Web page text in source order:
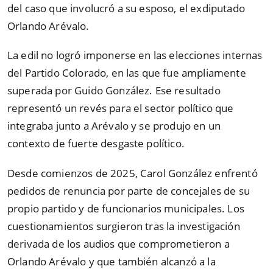
del caso que involucró a su esposo, el exdiputado
Orlando Arévalo.
La edil no logró imponerse en las elecciones internas
del Partido Colorado, en las que fue ampliamente
superada por Guido González. Ese resultado
representó un revés para el sector político que
integraba junto a Arévalo y se produjo en un
contexto de fuerte desgaste político.
Desde comienzos de 2025, Carol González enfrentó
pedidos de renuncia por parte de concejales de su
propio partido y de funcionarios municipales. Los
cuestionamientos surgieron tras la investigación
derivada de los audios que comprometieron a
Orlando Arévalo y que también alcanzó a la